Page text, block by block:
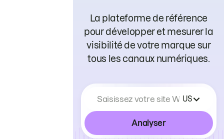
La plateforme de référence
pour développer et mesurer la
visibilité de votre marque sur
tous les canaux numériques.
Saisissez votre site Web
US
Analyser